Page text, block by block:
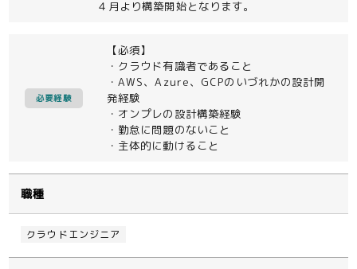
４月より構築開始となります。
必要経験
【必須】
・クラウド有識者であること
・AWS、Azure、GCPのいづれかの設計開
発経験
・オンプレの設計構築経験
・勤怠に問題のないこと
・主体的に動けること
職種
クラウドエンジニア